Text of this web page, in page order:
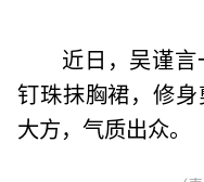
近日，吴谨
钉珠抹胸裙，修
大方，气质出众。